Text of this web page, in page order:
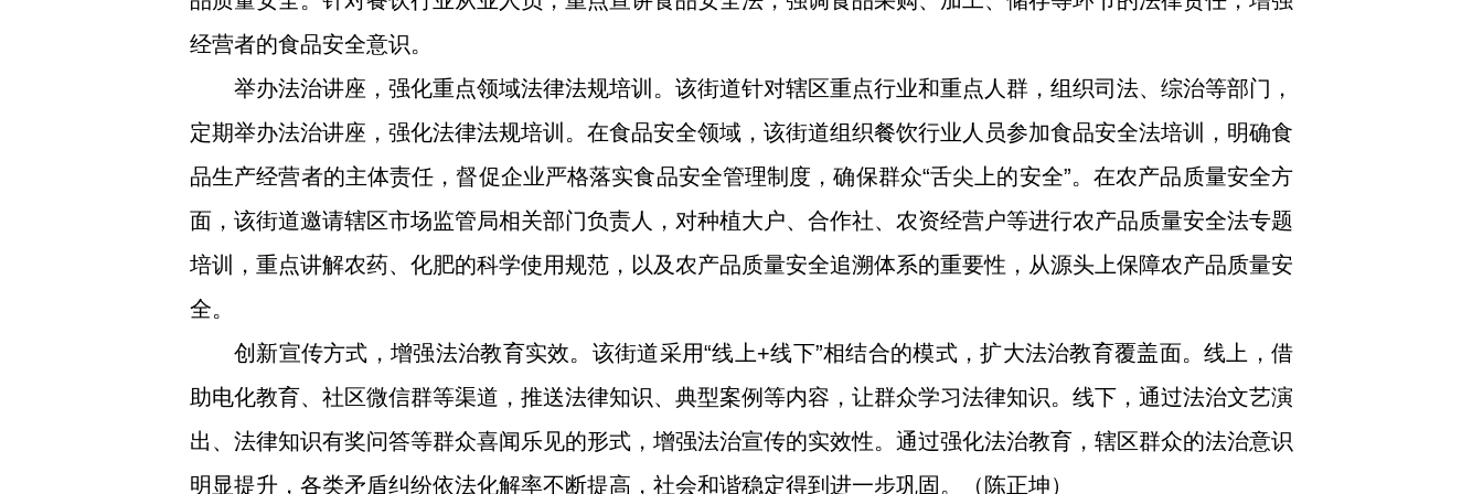
经营者的食品安全意识。
举办法治讲座，强化重点领域法律法规培训。该街道针对辖区重点行业和重点人群，组织司法、综治等部门，
定期举办法治讲座，强化法律法规培训。在食品安全领域，该街道组织餐饮行业人员参加食品安全法培训，明确食
品生产经营者的主体责任，督促企业严格落实食品安全管理制度，确保群众“舌尖上的安全”。在农产品质量安全方
面，该街道邀请辖区市场监管局相关部门负责人，对种植大户、合作社、农资经营户等进行农产品质量安全法专题
培训，重点讲解农药、化肥的科学使用规范，以及农产品质量安全追溯体系的重要性，从源头上保障农产品质量安
全。
创新宣传方式，增强法治教育实效。该街道采用“线上+线下”相结合的模式，扩大法治教育覆盖面。线上，借
助电化教育、社区微信群等渠道，推送法律知识、典型案例等内容，让群众学习法律知识。线下，通过法治文艺演
出、法律知识有奖问答等群众喜闻乐见的形式，增强法治宣传的实效性。通过强化法治教育，辖区群众的法治意识
明显提升，各类矛盾纠纷依法化解率不断提高，社会和谐稳定得到进一步巩固。（陈正坤）